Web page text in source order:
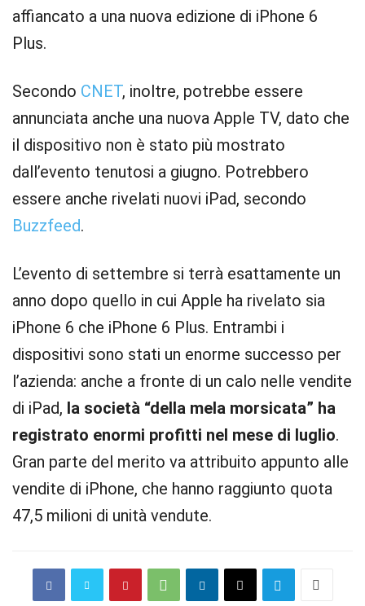
affiancato a una nuova edizione di iPhone 6
Plus.
Secondo CNET, inoltre, potrebbe essere
annunciata anche una nuova Apple TV, dato che
il dispositivo non è stato più mostrato
dall’evento tenutosi a giugno. Potrebbero
essere anche rivelati nuovi iPad, secondo
Buzzfeed.
L’evento di settembre si terrà esattamente un
anno dopo quello in cui Apple ha rivelato sia
iPhone 6 che iPhone 6 Plus. Entrambi i
dispositivi sono stati un enorme successo per
l’azienda: anche a fronte di un calo nelle vendite
di iPad, la società “della mela morsicata” ha
registrato enormi profitti nel mese di luglio.
Gran parte del merito va attribuito appunto alle
vendite di iPhone, che hanno raggiunto quota
47,5 milioni di unità vendute.